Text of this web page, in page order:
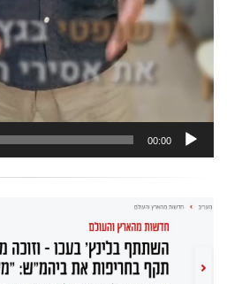
00:00